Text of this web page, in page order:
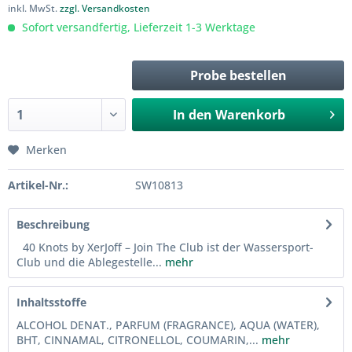
inkl. MwSt.zzgl. Versandkosten
Sofort versandfertig, Lieferzeit 1-3 Werktage
Probe bestellen
In den Warenkorb
Merken
Artikel-Nr.: SW10813
Beschreibung
40 Knots by XerJoff – Join The Club ist der Wassersport-
Club und die Ablegestelle... mehr
Inhaltsstoffe
ALCOHOL DENAT., PARFUM (FRAGRANCE), AQUA (WATER),
BHT, CINNAMAL, CITRONELLOL, COUMARIN,... mehr